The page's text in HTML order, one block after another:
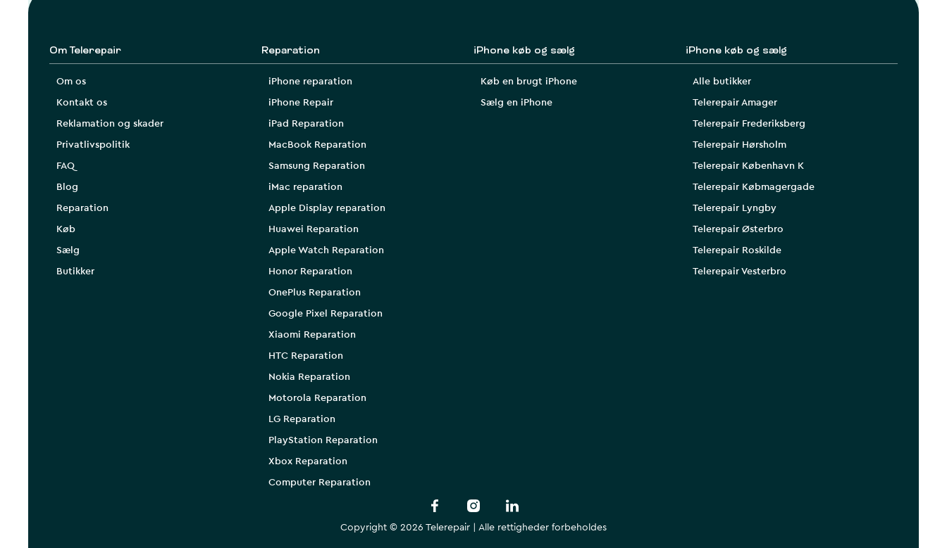
Om Telerepair
Om os
Kontakt os
Reklamation og skader
Privatlivspolitik
FAQ
Blog
Reparation
Køb
Sælg
Butikker
Reparation
iPhone reparation
iPhone Repair
iPad Reparation
MacBook Reparation
Samsung Reparation
iMac reparation
Apple Display reparation
Huawei Reparation
Apple Watch Reparation
Honor Reparation
OnePlus Reparation
Google Pixel Reparation
Xiaomi Reparation
HTC Reparation
Nokia Reparation
Motorola Reparation
LG Reparation
PlayStation Reparation
Xbox Reparation
Computer Reparation
iPhone køb og sælg
Køb en brugt iPhone
Sælg en iPhone
iPhone køb og sælg
Alle butikker
Telerepair Amager
Telerepair Frederiksberg
Telerepair Hørsholm
Telerepair København K
Telerepair Købmagergade
Telerepair Lyngby
Telerepair Østerbro
Telerepair Roskilde
Telerepair Vesterbro
Copyright © 2026 Telerepair | Alle rettigheder forbeholdes